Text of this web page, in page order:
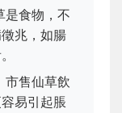
是食物，不
兆，如腸
市售仙草飲
易引起脹